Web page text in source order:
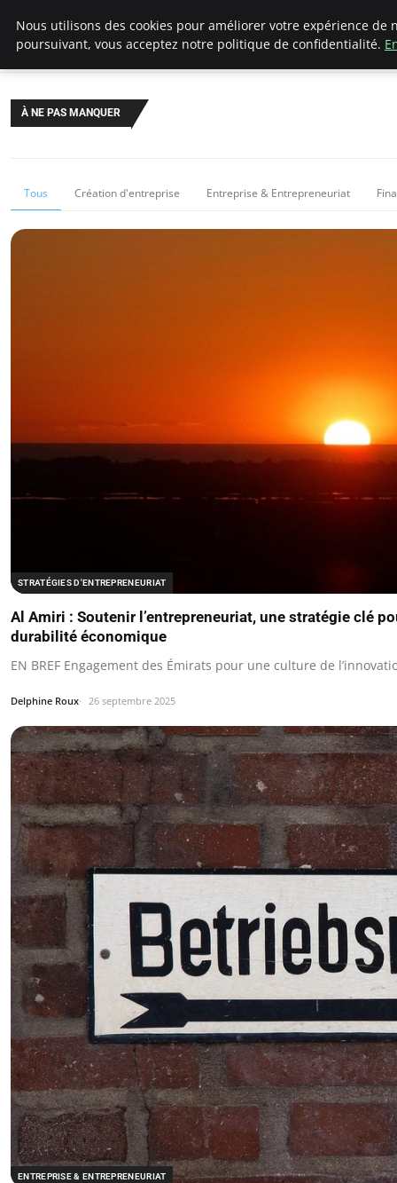
LECFCM
À NE PAS MANQUER
Tous Création d'entreprise Entreprise & Entrepreneuriat
STRATÉGIES D'ENTREPRENEURIAT
Al Amiri : Soutenir l’entrepreneuriat, une stratégie clé
durabilité économique
EN BREF Engagement des Émirats pour une culture de
Delphine Roux 26 septembre 2025
ENTREPRISE & ENTREPRENEURIAT
Nous utilisons des cookies pour améliorer votre expérience de
poursuivant, vous acceptez notre politique de confidentialité.